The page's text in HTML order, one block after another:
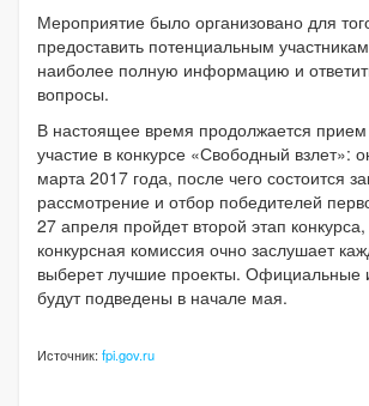
Мероприятие было организовано для
предоставить потенциальным
наиболее полную информацию и
вопросы.
В настоящее время продолжается прием
участие в конкурсе «Свободный взлет»:
марта 2017 года, после чего состоится
рассмотрение и отбор победителей
27 апреля пройдет второй этап
конкурсная комиссия очно заслушает
выберет лучшие проекты. Официальные
будут подведены в начале мая.
Источник:fpi.gov.ru